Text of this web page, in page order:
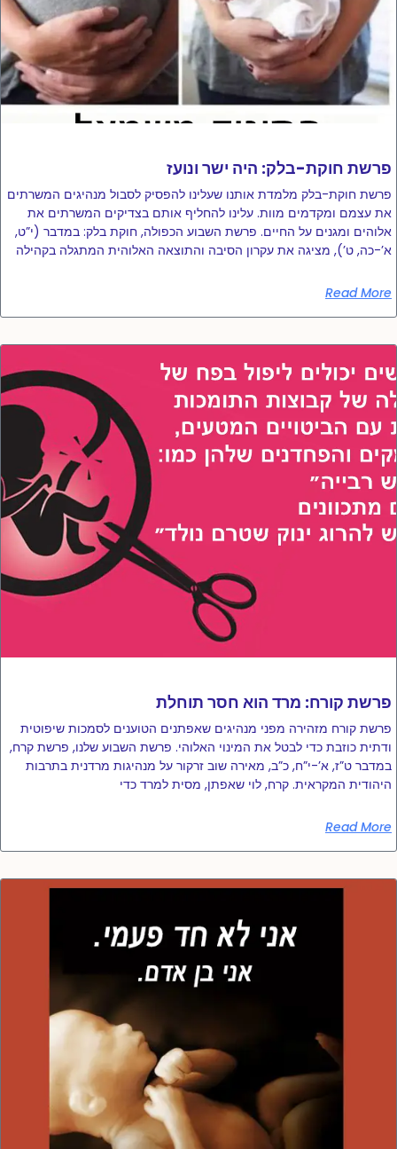
פרשת חוקת-בלק: היה ישר ונועז
פרשת חוקת-בלק מלמדת אותנו שעלינו להפסיק לסבול מנהיגים המשרתים
את עצמם ומקדמים מוות. עלינו להחליף אותם בצדיקים המשרתים את
אלוהים ומגנים על החיים. פרשת השבוע הכפולה, חוקת בלק: במדבר (י”ט,
א’-כה, ט’), מציגה את עקרון הסיבה והתוצאה האלוהית המתגלה בקהילה
Read More
פרשת קורח: מרד הוא חסר תוחלת
פרשת קורח מזהירה מפני מנהיגים שאפתנים הטוענים לסמכות שיפוטית
ודתית כוזבת כדי לבטל את המינוי האלוהי. פרשת השבוע שלנו, פרשת קרח,
במדבר ט”ז, א’-י”ח, כ”ב, מאירה שוב זרקור על מנהיגות מרדנית בתרבות
היהודית המקראית. קרח, לוי שאפתן, מסית למרד כדי
Read More